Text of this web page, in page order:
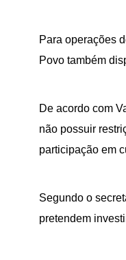
Para operações
Povo também
De acordo com
não possuir
participação em
Segundo o
pretendem